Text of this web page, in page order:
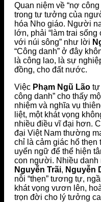
Quan niệm về “nợ
trong tư tưởng của
hóa Nho giáo. Người
lớn, phải “làm trai
với núi sông” như lời
“Công danh” ở đây
là công lao, là sự
đồng, cho đất nước.
Việc Phạm Ngũ Lão tự
công danh” cho thấy
nhiệm và nghĩa vụ
liệt, một khát vọng
nhiều điều vĩ đại hơn.
đại Việt Nam thường
chỉ là cảm giác hổ
uyển ngữ để thể hiện
con người. Nhiều danh
Nguyễn Trãi, Nguyễn
nỗi “thẹn” tương tự,
khát vọng vươn lên,
trọn đời cho lý tưởng